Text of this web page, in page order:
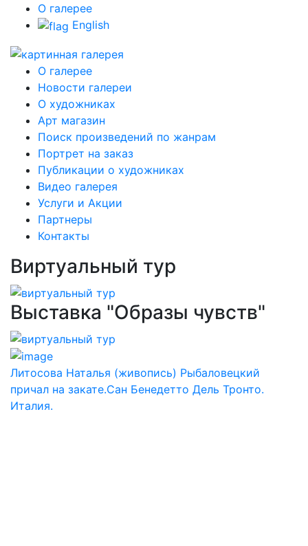
О галерее
English
О галерее
Новости галереи
О художниках
Арт магазин
Поиск произведений по жанрам
Портрет на заказ
Публикации о художниках
Видео галерея
Услуги и Акции
Партнеры
Контакты
Виртуальный тур
Выставка "Образы чувств"
Литосова Наталья (живопись) Рыбаловецкий
причал на закате.Сан Бенедетто Дель Тронто.
Италия.